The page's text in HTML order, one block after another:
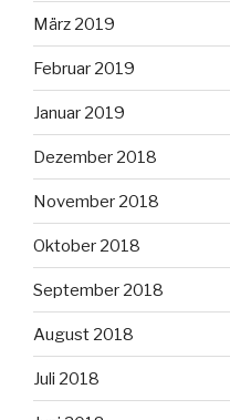
März 2019
Februar 2019
Januar 2019
Dezember 2018
November 2018
Oktober 2018
September 2018
August 2018
Juli 2018